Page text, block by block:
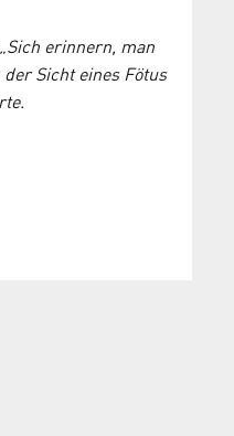
erinnern, man
Sicht eines Fötus